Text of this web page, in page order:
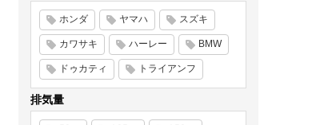
ホンダ ヤマハ スズキ
カワサキ ハーレー BMW
ドゥカティ トライアンフ
排気量